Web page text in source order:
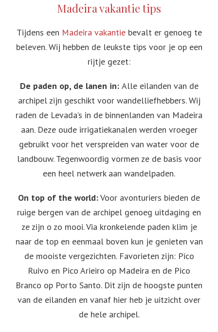
Madeira vakantie tips
Tijdens een Madeira vakantiebevalt er genoeg te
beleven. Wij hebben de leukste tips voor je op een
rijtje gezet:
De paden op, de lanen in: Alle eilanden van de
archipel zijn geschikt voor wandelliefhebbers. Wij
raden de Levada’s in de binnenlanden van Madeira
aan. Deze oude irrigatiekanalen werden vroeger
gebruikt voor het verspreiden van water voor de
landbouw. Tegenwoordig vormen ze de basis voor
een heel netwerk aan wandelpaden.
On top of the world:Voor avonturiers bieden de
ruige bergen van de archipel genoeg uitdaging en
ze zijn o zo mooi. Via kronkelende paden klim je
naar de top en eenmaal boven kun je genieten van
de mooiste vergezichten. Favorieten zijn: Pico
Ruivo en Pico Arieiro op Madeira en de Pico
Branco op Porto Santo. Dit zijn de hoogste punten
van de eilanden en vanaf hier heb je uitzicht over
de hele archipel.